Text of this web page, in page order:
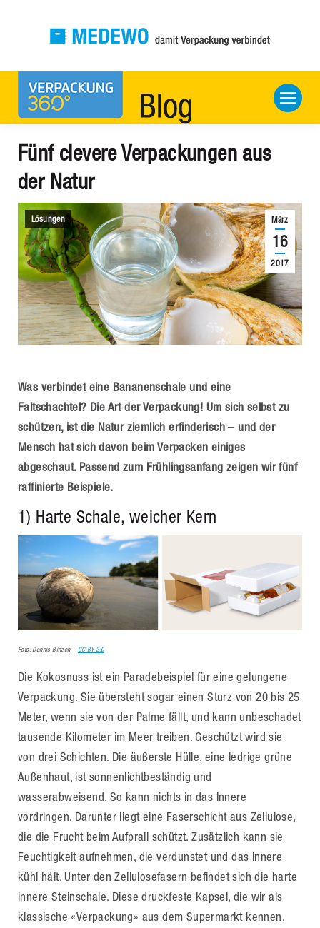
Fünf clevere Verpackungen aus
der Natur
März
16
2017
Lösungen
Was verbindet eine Bananenschale und eine
Faltschachtel? Die Art der Verpackung! Um sich selbst zu
schützen, ist die Natur ziemlich erfinderisch – und der
Mensch hat sich davon beim Verpacken einiges
abgeschaut. Passend zum Frühlingsanfang zeigen wir fünf
raffinierte Beispiele.
1) Harte Schale, weicher Kern
Foto: Dennis Binzen – CC BY 2.0
Die Kokosnuss ist ein Paradebeispiel für eine gelungene
Verpackung. Sie übersteht sogar einen Sturz von 20 bis 25
Meter, wenn sie von der Palme fällt, und kann unbeschadet
tausende Kilometer im Meer treiben. Geschützt wird sie
von drei Schichten. Die äußerste Hülle, eine ledrige grüne
Außenhaut, ist sonnenlichtbeständig und
wasserabweisend. So kann nichts in das Innere
vordringen. Darunter liegt eine Faserschicht aus Zellulose,
die die Frucht beim Aufprall schützt. Zusätzlich kann sie
Feuchtigkeit aufnehmen, die verdunstet und das Innere
kühl hält. Unter den Zellulosefasern befindet sich die harte
innere Steinschale. Diese druckfeste Kapsel, die wir als
klassische «Verpackung» aus dem Supermarkt kennen,